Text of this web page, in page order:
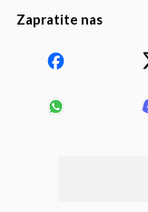
Zapratite nas